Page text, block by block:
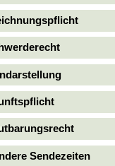
Sendezeiten